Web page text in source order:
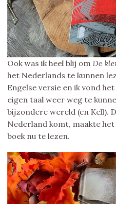
Ook was ik heel blij om De
het Nederlands te kunnen
Engelse versie en ik vond
eigen taal weer weg te
bijzondere wereld (en Kell).
Nederland komt, maakte
boek nu te lezen.